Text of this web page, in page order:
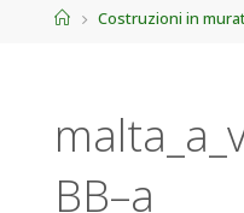
HomeCostruzioni in
BB–a